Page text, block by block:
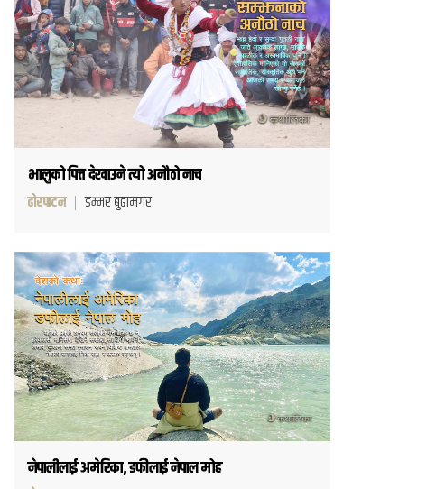
भालुको पित्त देखाउने त्यो अनौठो नाच
ढोरपाटन डम्मर बुढामगर
नेपालीलाई अमेरिका, डफीलाई नेपाल मोह